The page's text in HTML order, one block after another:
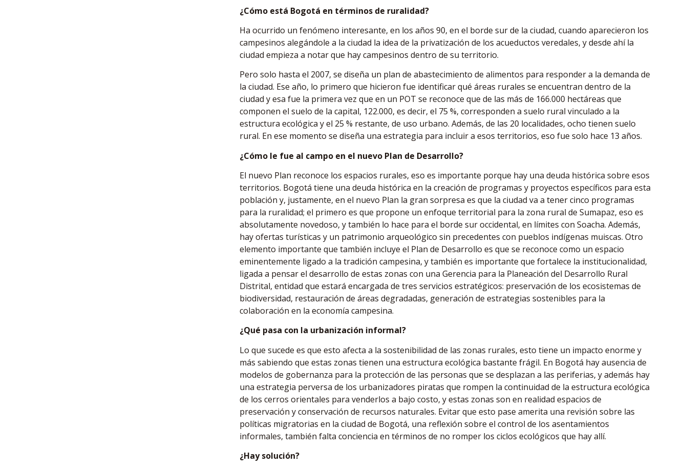
¿Cómo está Bogotá en términos de ruralidad?
Ha ocurrido un fenómeno interesante, en los años 90, en el borde sur de la ciudad, cuando aparecieron los
campesinos alegándole a la ciudad la idea de la privatización de los acueductos veredales, y desde ahí la
ciudad empieza a notar que hay campesinos dentro de su territorio.
Pero solo hasta el 2007, se diseña un plan de abastecimiento de alimentos para responder a la demanda de
la ciudad. Ese año, lo primero que hicieron fue identificar qué áreas rurales se encuentran dentro de la
ciudad y esa fue la primera vez que en un POT se reconoce que de las más de 166.000 hectáreas que
componen el suelo de la capital, 122.000, es decir, el 75 %, corresponden a suelo rural vinculado a la
estructura ecológica y el 25 % restante, de uso urbano. Además, de las 20 localidades, ocho tienen suelo
rural. En ese momento se diseña una estrategia para incluir a esos territorios, eso fue solo hace 13 años.
¿Cómo le fue al campo en el nuevo Plan de Desarrollo?
El nuevo Plan reconoce los espacios rurales, eso es importante porque hay una deuda histórica sobre esos
territorios. Bogotá tiene una deuda histórica en la creación de programas y proyectos específicos para esta
población y, justamente, en el nuevo Plan la gran sorpresa es que la ciudad va a tener cinco programas
para la ruralidad; el primero es que propone un enfoque territorial para la zona rural de Sumapaz, eso es
absolutamente novedoso, y también lo hace para el borde sur occidental, en límites con Soacha. Además,
hay ofertas turísticas y un patrimonio arqueológico sin precedentes con pueblos indígenas muiscas. Otro
elemento importante que también incluye el Plan de Desarrollo es que se reconoce como un espacio
eminentemente ligado a la tradición campesina, y también es importante que fortalece la institucionalidad,
ligada a pensar el desarrollo de estas zonas con una Gerencia para la Planeación del Desarrollo Rural
Distrital, entidad que estará encargada de tres servicios estratégicos: preservación de los ecosistemas de
biodiversidad, restauración de áreas degradadas, generación de estrategias sostenibles para la
colaboración en la economía campesina.
¿Qué pasa con la urbanización informal?
Lo que sucede es que esto afecta a la sostenibilidad de las zonas rurales, esto tiene un impacto enorme y
más sabiendo que estas zonas tienen una estructura ecológica bastante frágil. En Bogotá hay ausencia de
modelos de gobernanza para la protección de las personas que se desplazan a las periferias, y además hay
una estrategia perversa de los urbanizadores piratas que rompen la continuidad de la estructura ecológica
de los cerros orientales para venderlos a bajo costo, y estas zonas son en realidad espacios de
preservación y conservación de recursos naturales. Evitar que esto pase amerita una revisión sobre las
políticas migratorias en la ciudad de Bogotá, una reflexión sobre el control de los asentamientos
informales, también falta conciencia en términos de no romper los ciclos ecológicos que hay allí.
¿Hay solución?